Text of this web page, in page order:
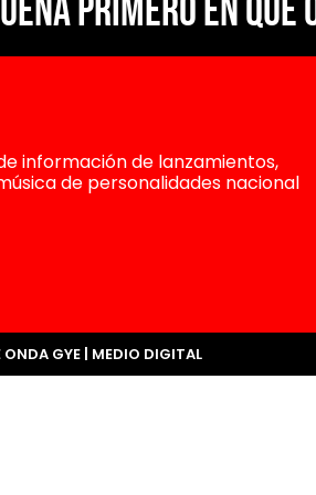
primero en Que
información de lanzamientos,
de personalidades nacional
GYE | MEDIO DIGITAL